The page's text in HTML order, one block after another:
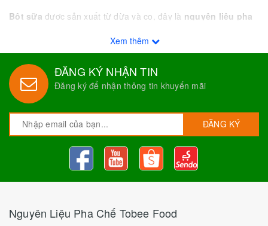
Bột sữa được sản xuất từ dừa và cọ, đây là nguyên liệu pha
Xem thêm
ĐĂNG KÝ NHẬN TIN
Đăng ký để nhận thông tin khuyến mãi
ĐĂNG KÝ
Nguyên Liệu Pha Chế Tobee Food